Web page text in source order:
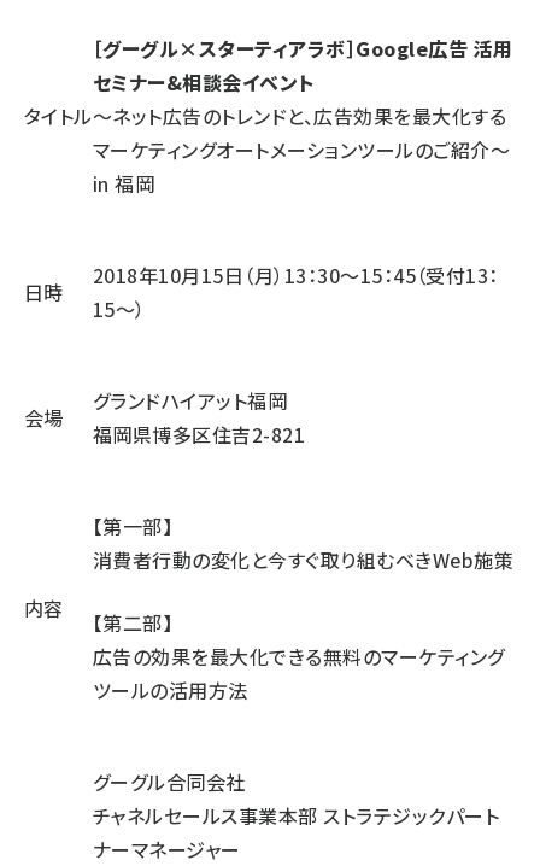
タイトル
［グーグル×スターティアラボ］Google広告 活用
セミナー&相談会イベント
〜ネット広告のトレンドと、広告効果を最大化する
マーケティングオートメーションツールのご紹介〜
in 福岡
日時
2018年10月15日（月）13：30～15：45（受付13：
15～）
会場
グランドハイアット福岡
福岡県博多区住吉2-821
内容
【第一部】
消費者行動の変化と今すぐ取り組むべきWeb施策
【第二部】
広告の効果を最大化できる無料のマーケティング
ツールの活用方法
グーグル合同会社
チャネルセールス事業本部 ストラテジックパート
ナーマネージャー